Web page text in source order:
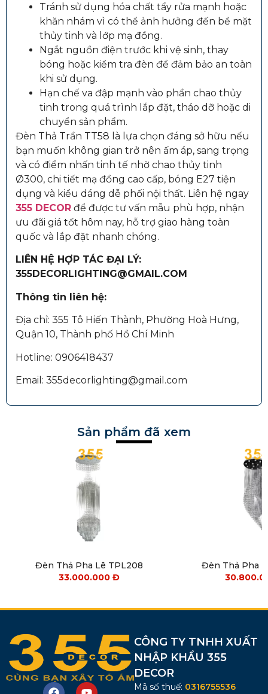
Tránh sử dụng hóa chất tẩy rửa mạnh hoặc
khăn nhám vì có thể ảnh hưởng đến bề mặt
thủy tinh và lớp mạ đồng.
Ngắt nguồn điện trước khi vệ sinh, thay
bóng hoặc kiểm tra đèn để đảm bảo an toàn
khi sử dụng.
Hạn chế va đập mạnh vào phần chao thủy
tinh trong quá trình lắp đặt, tháo dỡ hoặc di
chuyển sản phẩm.
Đèn Thả Trần TT58 là lựa chọn đáng sở hữu nếu
bạn muốn không gian trở nên ấm áp, sang trọng
và có điểm nhấn tinh tế nhờ chao thủy tinh
Ø300, chi tiết mạ đồng cao cấp, bóng E27 tiện
dụng và kiểu dáng dễ phối nội thất. Liên hệ ngay
355 DECOR để được tư vấn mẫu phù hợp, nhận
ưu đãi giá tốt hôm nay, hỗ trợ giao hàng toàn
quốc và lắp đặt nhanh chóng.
LIÊN HỆ HỢP TÁC ĐẠI LÝ:
355DECORLIGHTING@GMAIL.COM
Thông tin liên hệ:
Địa chỉ: 355 Tô Hiến Thành, Phường Hoà Hưng,
Quận 10, Thành phố Hồ Chí Minh
Hotline: 0906418437
Email: 355decorlighting@gmail.com
Sản phẩm đã xem
Đèn Thả Pha Lê TPL208
33.000.000Đ
Đèn Thả Pha
CÔNG TY TNHH XUẤT
NHẬP KHẨU 355
DECOR
Mã số thuế: 0316755536